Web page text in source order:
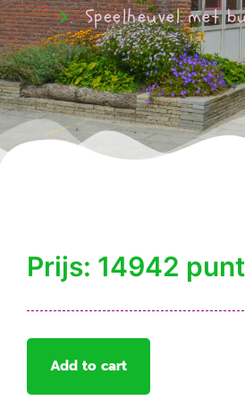
Speelheuvel met
Prijs: 14942
Add to cart